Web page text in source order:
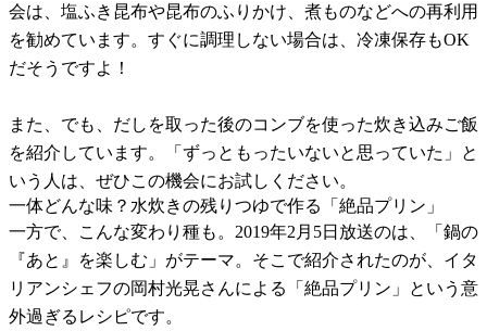
会は、塩ふき昆布や昆布のふりかけ、煮ものなどへの再利用
を勧めています。すぐに調理しない場合は、冷凍保存もOK
だそうですよ！
また、でも、だしを取った後のコンブを使った炊き込みご飯
を紹介しています。「ずっともったいないと思っていた」と
いう人は、ぜひこの機会にお試しください。
一体どんな味？水炊きの残りつゆで作る「絶品プリン」
一方で、こんな変わり種も。2019年2月5日放送のは、「鍋の
『あと』を楽しむ」がテーマ。そこで紹介されたのが、イタ
リアンシェフの岡村光晃さんによる「絶品プリン」という意
外過ぎるレシピです。